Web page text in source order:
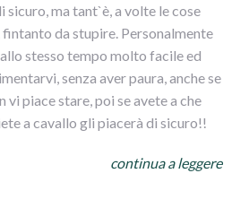
sicuro, ma tant`è, a volte le cose
da stupire. Personalmente
stesso tempo molto facile ed
senza aver paura, anche se
piace stare, poi se avete a che
a cavallo gli piacerà di sicuro!!
continua a leggere